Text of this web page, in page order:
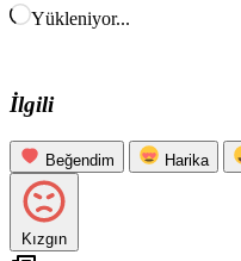
Yükleniyor...
İlgili
Beğendim Harika
Kızgın